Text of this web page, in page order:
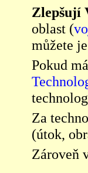
Zlepšují
oblast (
můžete
Pokud
Za
(útok,
Zároveň